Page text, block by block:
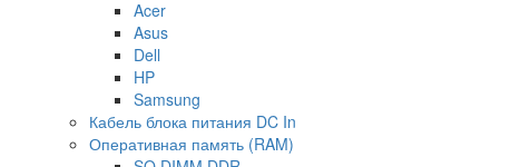
Acer
Asus
Dell
HP
Samsung
Кабель блока питания DC In
Оперативная память (RAM)